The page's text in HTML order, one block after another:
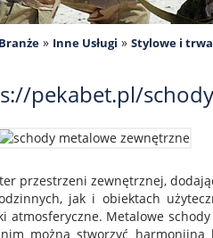
Branże » Inne Usługi » Stylowe i
pekabet.pl/
przestrzeni zewnętrznej,
jak i obiektach
atmosferyczne. Metalowe
można stworzyć harmonijną